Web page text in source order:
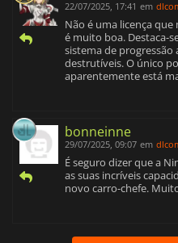
22/07/2025, 17:41 em
Não é uma licença
é muito boa. Destaca-
sistema de progressão
destrutíveis. O único
aparentemente está
bonneinne
29/07/2025, 09:07 em
É seguro dizer que a
as suas incríveis
novo carro-chefe.